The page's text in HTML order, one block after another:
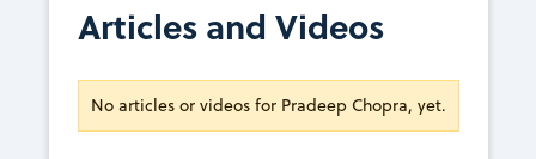
Articles and Videos
No articles or videos for Pradeep Chopra, yet.